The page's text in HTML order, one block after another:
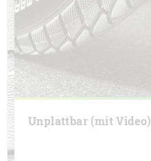
Unplattbar (mit Video)